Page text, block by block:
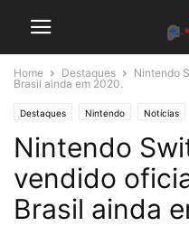
Home Destaques
Nintendo
Brasil ainda em 2020.
Destaques Nintendo Notícias
Nintendo
vendido
Brasil ainda